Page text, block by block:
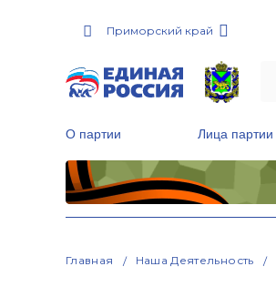
Приморский край
О партии Лица партии
Главная Наша Деятельность